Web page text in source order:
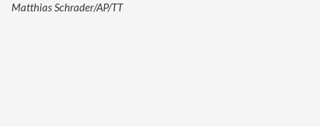
Matthias Schrader/AP/TT